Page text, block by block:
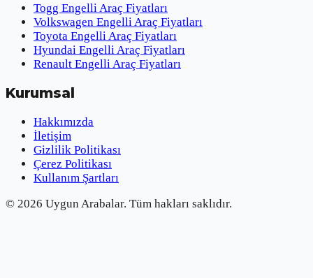
Togg Engelli Araç Fiyatları
Volkswagen Engelli Araç Fiyatları
Toyota Engelli Araç Fiyatları
Hyundai Engelli Araç Fiyatları
Renault Engelli Araç Fiyatları
Kurumsal
Hakkımızda
İletişim
Gizlilik Politikası
Çerez Politikası
Kullanım Şartları
© 2026 Uygun Arabalar. Tüm hakları saklıdır.